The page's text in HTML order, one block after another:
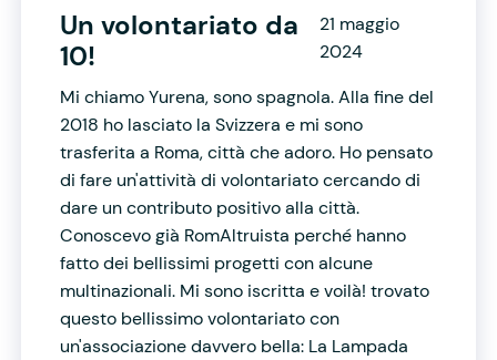
Un volontariato da
10!
21 maggio
2024
Mi chiamo Yurena, sono spagnola. Alla fine del
2018 ho lasciato la Svizzera e mi sono
trasferita a Roma, città che adoro. Ho pensato
di fare un'attività di volontariato cercando di
dare un contributo positivo alla città.
Conoscevo già RomAltruista perché hanno
fatto dei bellissimi progetti con alcune
multinazionali. Mi sono iscritta e voilà! trovato
questo bellissimo volontariato con
un'associazione davvero bella: La Lampada